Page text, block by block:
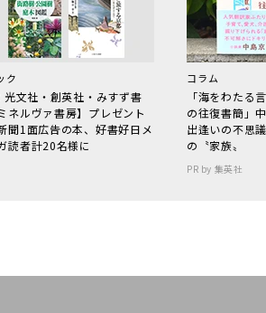
ク
光文社・創英社・みすず書
ネルヴァ書房】プレゼント
聞1面広告の本、好書好日メ
読者計20名様に
コラム
「海をわた
の往復書簡」
出逢いの不思
の〝家族〟
PR by 集英社